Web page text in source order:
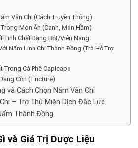
Vân Chi (Cách Truyền Thống)
Trong Món Ăn (Canh, Món Hầm)
Tinh Chất Dạng Bột/Viên Nang
Nấm Linh Chi Thành Đồng (Trà Hỗ Trợ
Trong Cà Phê Capicapo
Cồn (Tincture)
và Cách Chọn Nấm Vân Chi
– Trợ Thủ Miễn Dịch Đắc Lực
Thành Đồng
và Giá Trị Dược Liệu